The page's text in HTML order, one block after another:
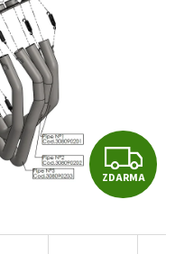
Z
D
A
ZDARMA